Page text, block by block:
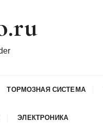
ТОРМОЗНАЯ СИСТЕМА
ЭЛЕКТРОНИКА